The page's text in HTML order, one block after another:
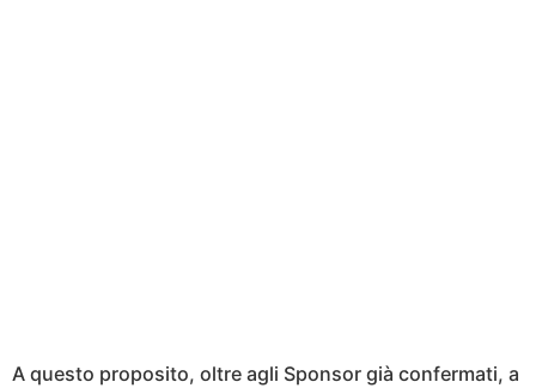
A questo proposito, oltre agli Sponsor già confermati, a